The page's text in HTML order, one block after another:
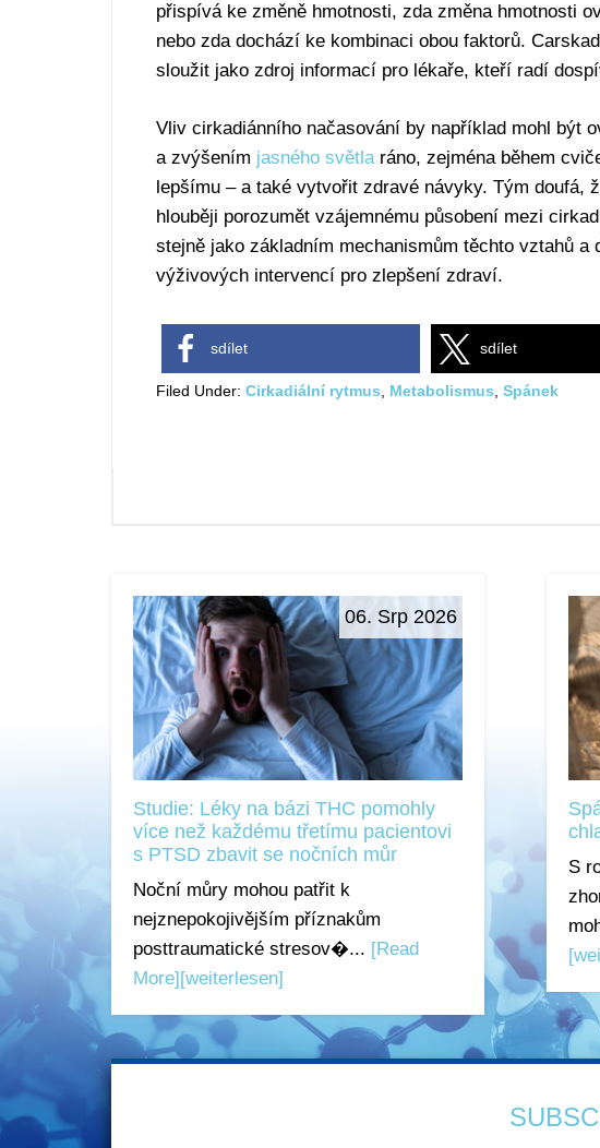
přispívá ke změně hmotnosti, zda změna hmotnosti
nebo zda dochází ke kombinaci obou faktorů.
sloužit jako zdroj informací pro lékaře, kteří radí
Vliv cirkadiánního načasování by například mohl být
a zvýšením jasného světlaráno, zejména během
lepšímu – a také vytvořit zdravé návyky. Tým doufá,
hlouběji porozumět vzájemnému působení mezi
stejně jako základním mechanismům těchto vztahů a
výživových intervencí pro zlepšení zdraví.
sdílet sdílet
Filed Under: Cirkadiální rytmus Metabolismus Spánek
06. Srp 2026
Studie: Léky na bázi THC pomohly
více než každému třetímu pacientovi
s PTSD zbavit se nočních můr
Noční můry mohou patřit k
nejznepokojivějším příznakům
posttraumatické stresov�... [Read
More][weiterlesen]
S